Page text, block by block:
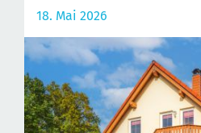
18. Mai 2026